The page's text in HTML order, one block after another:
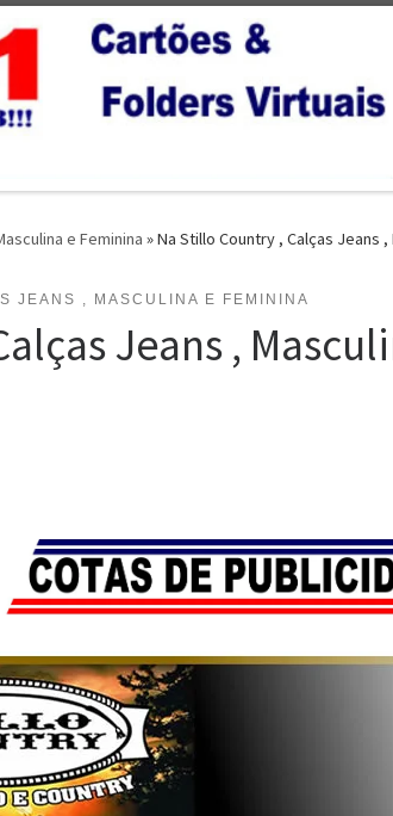
e Feminina »Na Stillo Country , Calças Jeans
JEANS , MASCULINA E FEMININA
Jeans ,